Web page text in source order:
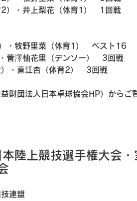
）・井上梨花（体育1）　1回戦
・牧野里菜（体育1）　ベスト16
菅澤柚花里（デンソー）　3回戦
・直江杏（体育2）　3回戦
財団法人日本卓球協会HP）からご
陸上競技選手権大会
連盟